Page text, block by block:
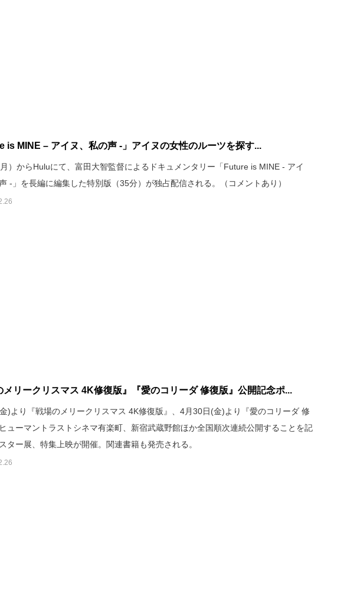
is MINE – アイヌ、私の声 -」アイヌの女性のルーツを探す...
）からHuluにて、富田大智監督によるドキュメンタリー「Future is MINE - アイ
-」を長編に編集した特別版（35分）が独占配信される。（コメントあり）
メリークリスマス 4K修復版』『愛のコリーダ 修復版』公開記念ポ...
)より『戦場のメリークリスマス 4K修復版』、4月30日(金)より『愛のコリーダ 修
ューマントラストシネマ有楽町、新宿武蔵野館ほか全国順次連続公開することを記
ター展、特集上映が開催。関連書籍も発売される。